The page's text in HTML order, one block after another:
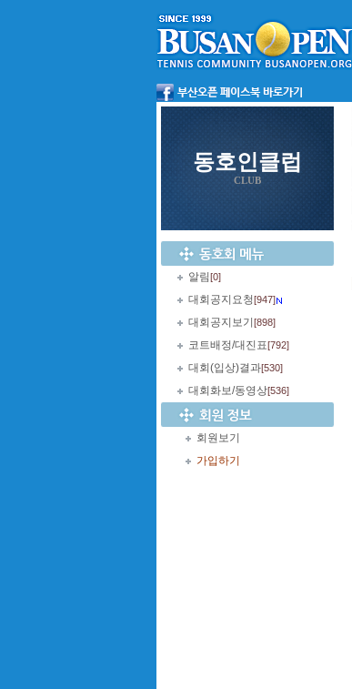
동호인클럽
CLUB
알림[0]
대회공지요청[947]
대회공지보기 [898]
코트배정/대진표[792]
대회(입상)결과[530]
대회화보/동영상[536]
회원보기
가입하기